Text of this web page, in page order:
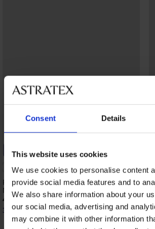
Consent Details
This website uses cookies
We use cookies to personalise content
provide social media features and to
We also share information about your
our social media, advertising and
may combine it with other information
-25% ALL25
5
Podprsenka Spacer Flexicup Dotted
Mesh II
41,99 €
31,49 € kód: ALL25